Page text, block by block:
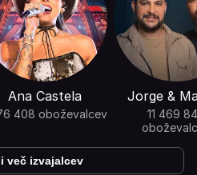
Ana Castela
408 oboževalcev
Jorge &
11 469
več izvajalcev